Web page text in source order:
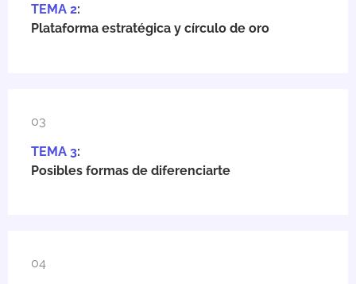
TEMA 2:
Plataforma estratégica y círculo de oro
03
TEMA 3:
Posibles formas de diferenciarte
04